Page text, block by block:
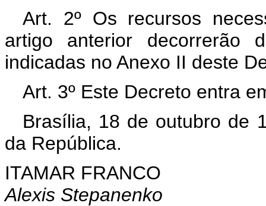
Art. 2º Os recursos
artigo anterior decorrerão
indicadas no Anexo II deste
Art. 3º Este Decreto entra
Brasília, 18 de outubro de
da República.
ITAMAR FRANCO
Alexis Stepanenko